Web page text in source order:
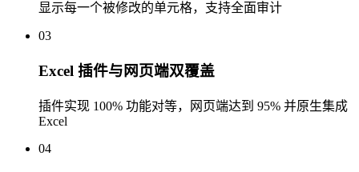
显示每一个被修改的单元格，支持全面审计
03
Excel 插件与网页端双覆盖
插件实现 100% 功能对等，网页端达到 95% 并原生集成
Excel
04